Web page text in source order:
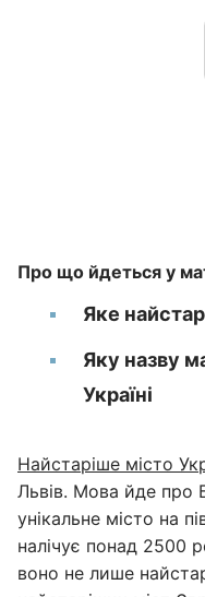
Про що йдеться у
Яке
Яку назву
Україні
Найстаріше місто
Львів. Мова йде про
унікальне місто на
налічує понад 2500
воно не лише